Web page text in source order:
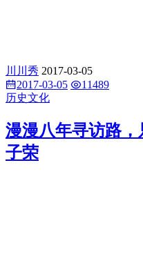
川川秀 2017-03-05
2017-03-05
11489
历史文化
漫漫八年寻访路
子荣